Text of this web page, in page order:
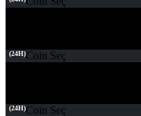
(24H)Coin Seç
(24H)Coin Seç